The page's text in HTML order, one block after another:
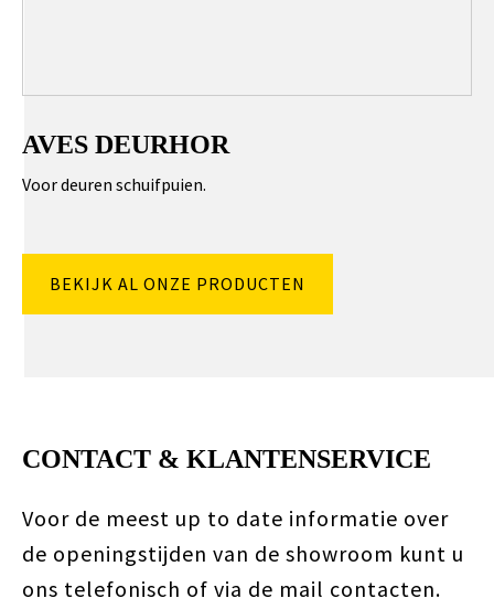
AVES DEURHOR
Voor deuren schuifpuien.
BEKIJK AL ONZE PRODUCTEN
CONTACT & KLANTENSERVICE
Voor de meest up to date informatie over
de openingstijden van de showroom kunt u
ons telefonisch of via de mail contacten.